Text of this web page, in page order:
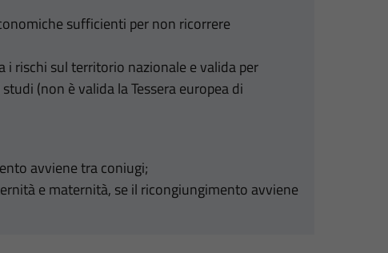
sufficienti per non ricorrere
i rischi sul territorio nazionale e valida per
(non è valida la Tessera europea di
avviene tra coniugi;
e maternità, se il ricongiungimento avviene